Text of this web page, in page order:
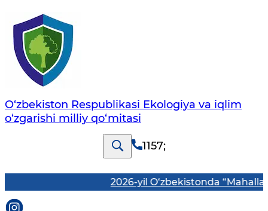
O‘zbekiston Respublikasi Ekologiya va iqlim
o‘zgarishi milliy qo‘mitasi
1157;
2026-yil O‘zbekistonda “Mahallani